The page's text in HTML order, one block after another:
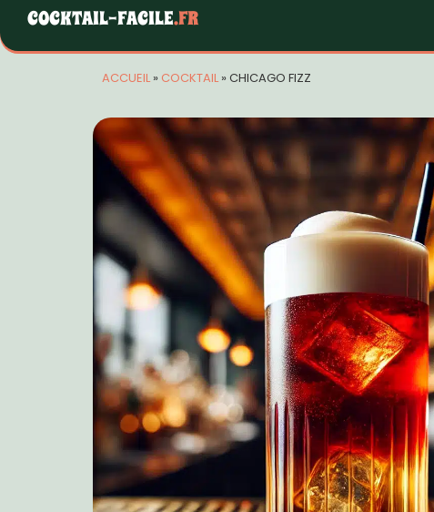
COCKTAIL-FACILE.FR
ACCUEIL » COCKTAIL » CHICAGO FIZZ